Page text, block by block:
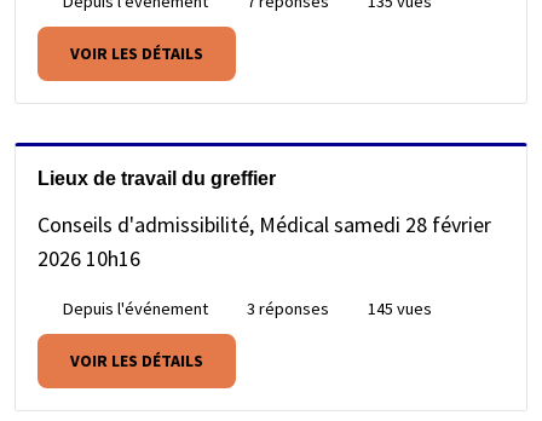
VOIR LES DÉTAILS
Lieux de travail du greffier
Conseils d'admissibilité, Médicalsamedi 28 février
2026 10h16
Depuis l'événement 3 réponses 145 vues
VOIR LES DÉTAILS